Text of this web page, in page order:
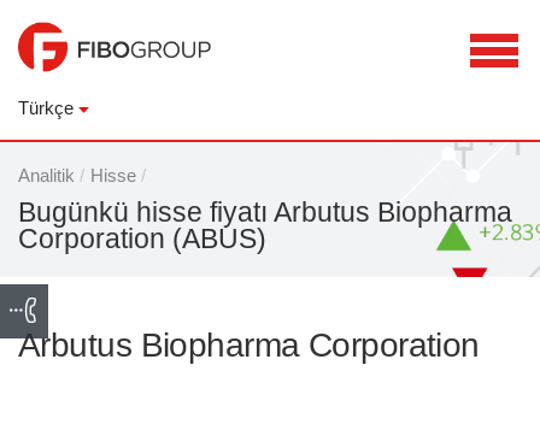
Türkçe
Analitik / Hisse /
Bugünkü hisse fiyatı Arbutus Biopharma
Corporation (ABUS)
Arbutus Biopharma Corporation